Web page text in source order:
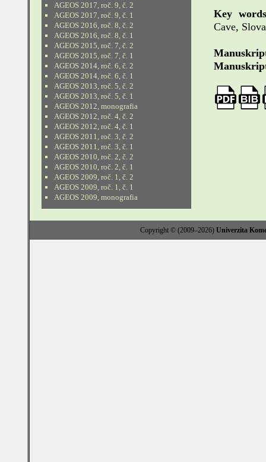
Key
Cave,
AGEOS 2017, roč. 9, č. 2
AGEOS 2017, roč. 9, č. 1
AGEOS 2016, roč. 8, č. 2
AGEOS 2016, roč. 8, č. 1
AGEOS 2015, roč. 7, č. 2
AGEOS 2015, roč. 7, č. 1
AGEOS 2014, roč. 6, č. 2
AGEOS 2014, roč. 6, č. 1
AGEOS 2013, roč. 5, č. 2
AGEOS 2013, roč. 5, č. 1
AGEOS 2012, monografia
AGEOS 2012, roč. 4, č. 2
AGEOS 2012, roč. 4, č. 1
AGEOS 2011, roč. 3, č. 2
AGEOS 2011, roč. 3, č. 1
AGEOS 2010, roč. 2, č. 2
AGEOS 2010, roč. 2, č. 1
AGEOS 2009, roč. 1, č. 2
AGEOS 2009, roč. 1, č. 1
AGEOS 2009, monografia
Copyright © (2009–2026) Univerzita